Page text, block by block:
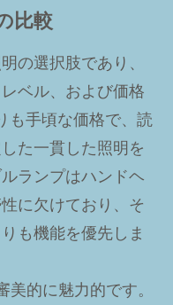
比較
の選択肢であり、
ベル、および価格
も手頃な価格で、読
た一貫した照明を
ランプはハンドヘ
に欠けており、そ
も機能を優先しま
的に魅力的です。